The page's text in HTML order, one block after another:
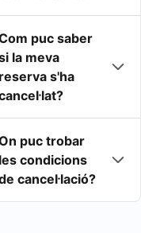
puc saber
la meva
reserva s'ha
puc trobar
les condicions
cancel·lació?